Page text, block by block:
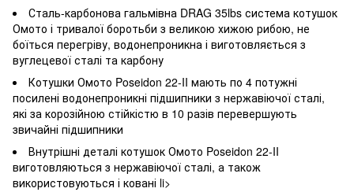
Сталь-карбонова гальмівна DRAG 35lbs система котушок
Омото і тривалої боротьби з великою хижою рибою, не
боїться перегріву, водонепроникна і виготовляється з
вуглецевої сталі та карбону
Котушки Омото Poseidon 22-II мають по 4 потужні
посилені водонепроникні підшипники з нержавіючої сталі,
які за корозійною стійкістю в 10 разів перевершують
звичайні підшипники
Внутрішні деталі котушок Омото Poseidon 22-II
виготовляються з нержавіючої сталі, а також
використовуються і ковані li>